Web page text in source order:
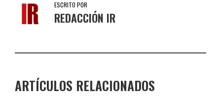
ESCRITO POR
REDACCIÓN IR
ARTÍCULOS RELACIONADOS